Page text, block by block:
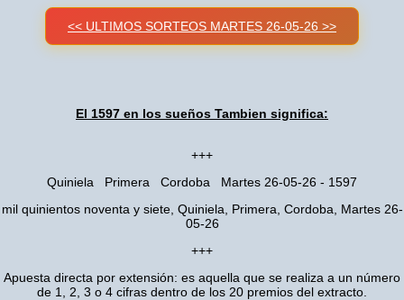
<< ULTIMOS SORTEOS MARTES 26-05-26 >>
El 1597 en los sueños Tambien significa:
+++
Quiniela Primera Cordoba Martes 26-05-26 - 1597
mil quinientos noventa y siete, Quiniela, Primera, Cordoba, Martes 26-
05-26
+++
Apuesta directa por extensión: es aquella que se realiza a un número
de 1, 2, 3 o 4 cifras dentro de los 20 premios del extracto.